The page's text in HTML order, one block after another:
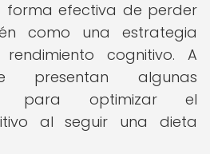
forma efectiva de perder
como una estrategia
cognitivo. A
presentan algunas
para optimizar el
al seguir una dieta